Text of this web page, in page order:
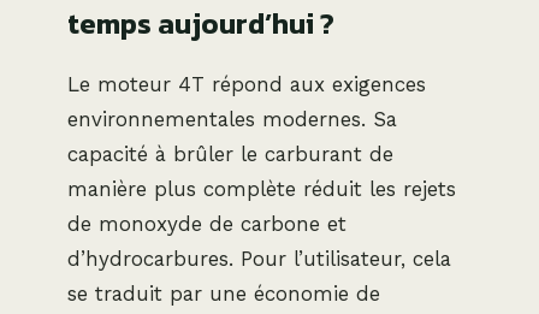
temps aujourd’hui ?
Le moteur 4T répond aux exigences
environnementales modernes. Sa
capacité à brûler le carburant de
manière plus complète réduit les rejets
de monoxyde de carbone et
d’hydrocarbures. Pour l’utilisateur, cela
se traduit par une économie de